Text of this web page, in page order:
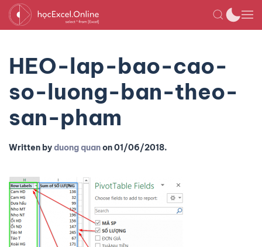
HEO-lap-bao-cao-
so-luong-ban-theo-
san-pham
Written byduong quanon01/06/2018.